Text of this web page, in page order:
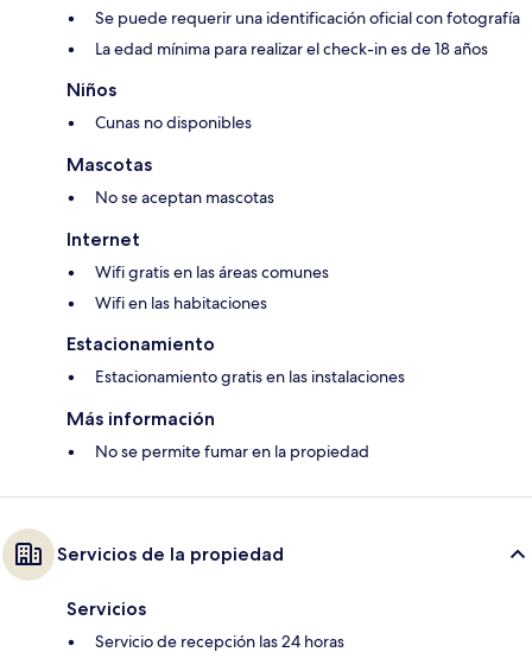
Se puede requerir una identificación oficial con fotografía
La edad mínima para realizar el check-in es de 18 años
Niños
Cunas no disponibles
Mascotas
No se aceptan mascotas
Internet
Wifi gratis en las áreas comunes
Wifi en las habitaciones
Estacionamiento
Estacionamiento gratis en las instalaciones
Más información
No se permite fumar en la propiedad
Servicios de la propiedad
Servicios
Servicio de recepción las 24 horas